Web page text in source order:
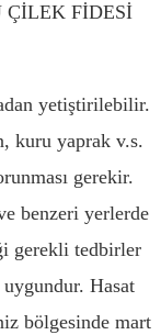
ÇİLEK FİDESİ
yetiştirilebilir.
kuru yaprak v.s.
gerekir.
benzeri yerlerde
gerekli tedbirler
Hasat
bölgesinde mart